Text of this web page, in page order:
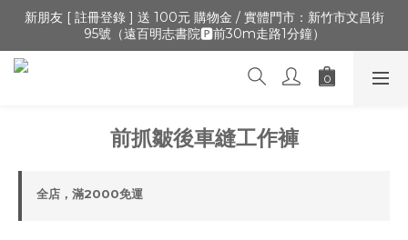
🔺「會員制」新開張,加入會員,全通路可累積紅利 >登入官網 > 個
人資訊 > 填寫正確「生日」收生日禮金
新朋友 [ 註冊登錄 ] 送 100元 購物金 / 實體門市：新竹市文昌街
95號（遠百明志書院🅿️前30m走路1分鐘）
🔺「會員制」新開張,加入會員,全通路可累積紅利 >登入官網 > 個
人資訊 > 填寫正確「生日」收生日禮金
前抓皺後車縫工作褲
全店，滿2000免運